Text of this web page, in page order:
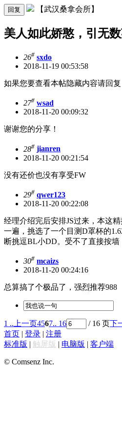
回复 【武汉桑拿会所】
美人如此娇憨，引无
26# sxdo
2018-11-19 00:53:58
如果您要查看本帖隐藏内容请回复
27# wsad
2018-11-20 00:09:32
谢谢您的分享！
28# jianren
2018-11-20 00:21:54
没有还价也没有享受FW
29# qwer123
2018-11-20 00:22:08
经理介绍完后安排JS过来，本这
一遍，挑选了一个目测D罩杯的
断挑逗BL小DD。受不了直接按墙
30# mcaizs
2018-11-20 00:24:16
总算搞了个极品了，强烈推荐988
1 ..上一页4567.. 16 / 16 页
下
首页
登录
注册
标准版
触屏版 电脑版 客户端
© Comsenz Inc.